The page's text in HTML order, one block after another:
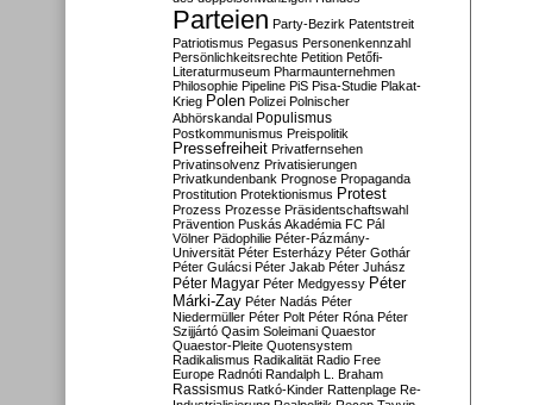
Parteien Party-Bezirk Patentstreit
Patriotismus Pegasus Personenkennzahl
Persönlichkeitsrechte Petition Petőfi-
Literaturmuseum Pharmaunternehmen
Philosophie Pipeline PiS Pisa-Studie Plakat-
Krieg Polen Polizei Polnischer
Abhörskandal Populismus
Postkommunismus Preispolitik
Pressefreiheit Privatfernsehen
Privatinsolvenz Privatisierungen
Privatkundenbank Prognose Propaganda
Prostitution Protektionismus Protest
Prozess Prozesse Präsidentschaftswahl
Prävention Puskás Akadémia FC Pál
Völner Pädophilie Péter-Pázmány-
Universität Péter Esterházy Péter Gothár
Péter Gulácsi Péter Jakab Péter Juhász
Péter Magyar Péter Medgyessy Péter
Márki-Zay Péter Nadás Péter
Niedermüller Péter Polt Péter Róna Péter
Szijjártó Qasim Soleimani Quaestor
Quaestor-Pleite Quotensystem
Radikalismus Radikalität Radio Free
Europe Radnóti Randalph L. Braham
Rassismus Ratkó-Kinder Rattenplage Re-